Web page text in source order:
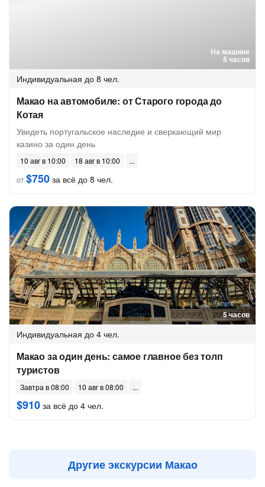
На машине
5 часов
Индивидуальная до 8 чел.
Макао на автомобиле: от Старого города до
Котая
Увидеть португальское наследие и сверкающий мир
казино за один день
10 авг в 10:00
18 авг в 10:00
от$750 за всё до 8 чел.
5 часов
Индивидуальная до 4 чел.
Макао за один день: самое главное без толп
туристов
Завтра в 08:00 10 авг в 08:00
$910 за всё до 4 чел.
Другие экскурсии Макао